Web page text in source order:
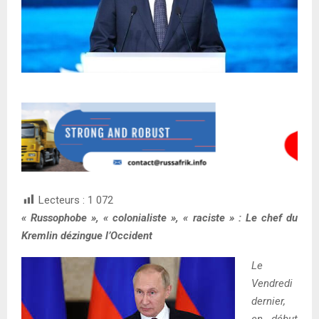
Lecteurs : 1 072
« Russophobe », « colonialiste », « raciste » : Le chef du
Kremlin dézingue l’Occident
Le
Vendredi
dernier,